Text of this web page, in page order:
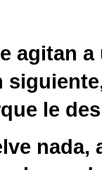
agitan
le